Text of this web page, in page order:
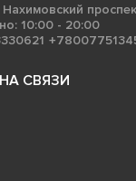
Нахимовский
10:00 - 20:00
СВЯЗИ